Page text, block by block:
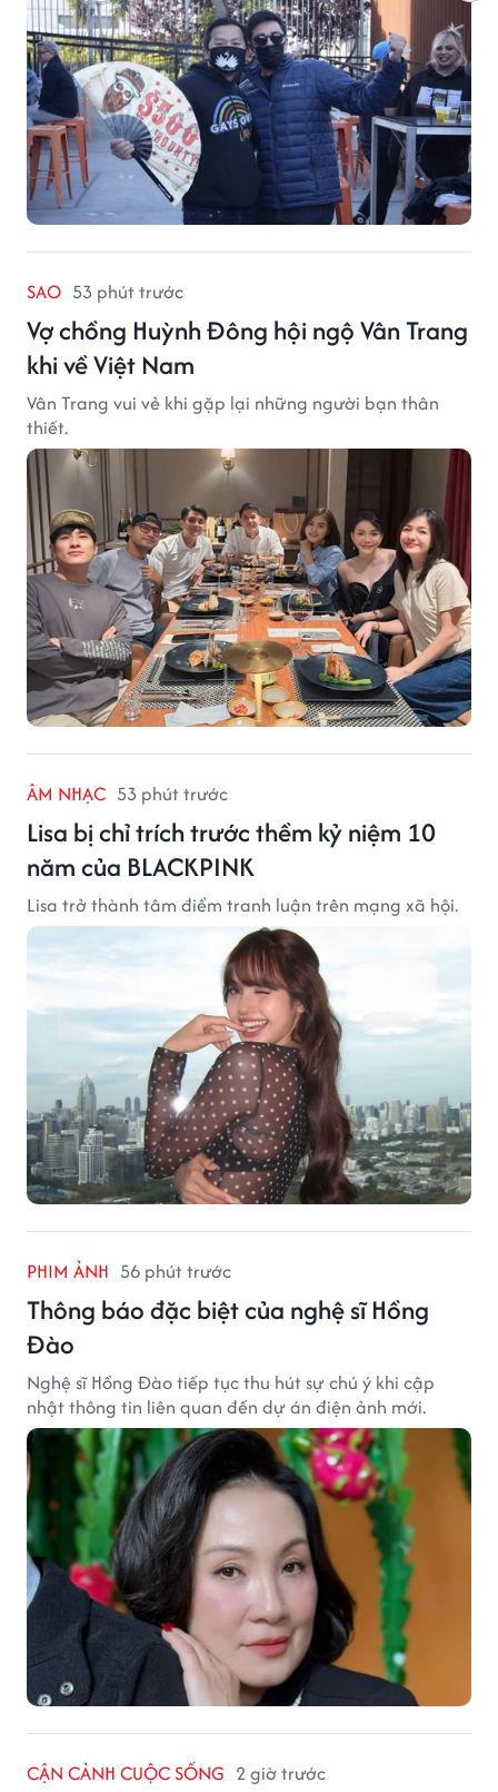
SAO 53 phút trước
Vợ chồng Huỳnh Đông hội ngộ Vân Trang
khi về Việt Nam
Vân Trang vui vẻ khi gặp lại những người bạn thân
thiết.
ÂM NHẠC 53 phút trước
Lisa bị chỉ trích trước thềm kỷ niệm 10
năm của BLACKPINK
Lisa trở thành tâm điểm tranh luận trên mạng xã hội.
PHIM ẢNH 56 phút trước
Thông báo đặc biệt của nghệ sĩ Hồng
Đào
Nghệ sĩ Hồng Đào tiếp tục thu hút sự chú ý khi cập
nhật thông tin liên quan đến dự án điện ảnh mới.
CẬN CẢNH CUỘC SỐNG 2 giờ trước